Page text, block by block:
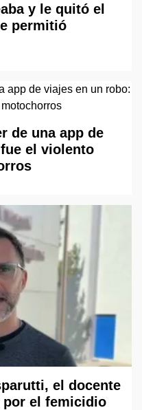
y le quitó el
permitió
de una app de
el violento
el docente
el femicidio